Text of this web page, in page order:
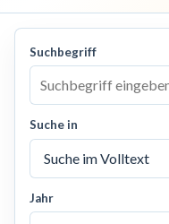
Suchbegriff
Suche in
Jahr